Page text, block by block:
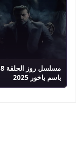
باسم ياخور 2025